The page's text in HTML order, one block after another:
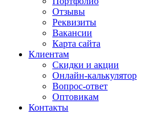
Отзывы
Реквизиты
Вакансии
Карта сайта
Клиентам
Скидки и акции
Онлайн-калькулятор
Вопрос-ответ
Оптовикам
Контакты